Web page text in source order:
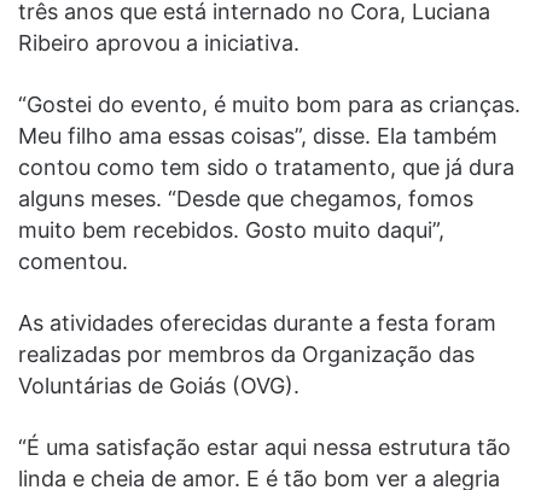
três anos que está internado no Cora, Luciana
Ribeiro aprovou a iniciativa.
“Gostei do evento, é muito bom para as crianças.
Meu filho ama essas coisas”, disse. Ela também
contou como tem sido o tratamento, que já dura
alguns meses. “Desde que chegamos, fomos
muito bem recebidos. Gosto muito daqui”,
comentou.
As atividades oferecidas durante a festa foram
realizadas por membros da Organização das
Voluntárias de Goiás (OVG).
“É uma satisfação estar aqui nessa estrutura tão
linda e cheia de amor. E é tão bom ver a alegria